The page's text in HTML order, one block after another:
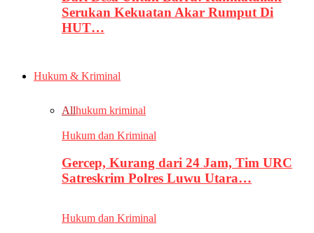
Serukan Kekuatan Akar Rumput Di
HUT…
Hukum & Kriminal
Allhukum kriminal
Hukum dan Kriminal
Gercep, Kurang dari 24 Jam, Tim URC
Satreskrim Polres Luwu Utara…
Hukum dan Kriminal